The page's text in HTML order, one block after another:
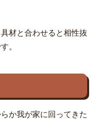
材と合わせると相性抜
。
か我が家に回ってきた